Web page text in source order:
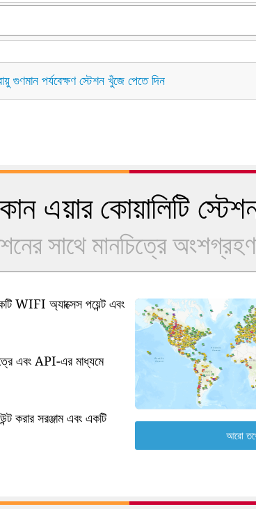
গুণমান পর্যবেক্ষণ স্টেশন খুঁজে পেতে দিন
এয়ার কোয়ালিটি
সাথে মানচিত্রে
WIFI অ্যাক্সেস পয়েন্ট এবং
এবং API-এর মাধ্যমে
করার সরঞ্জাম এবং একটি
আরো